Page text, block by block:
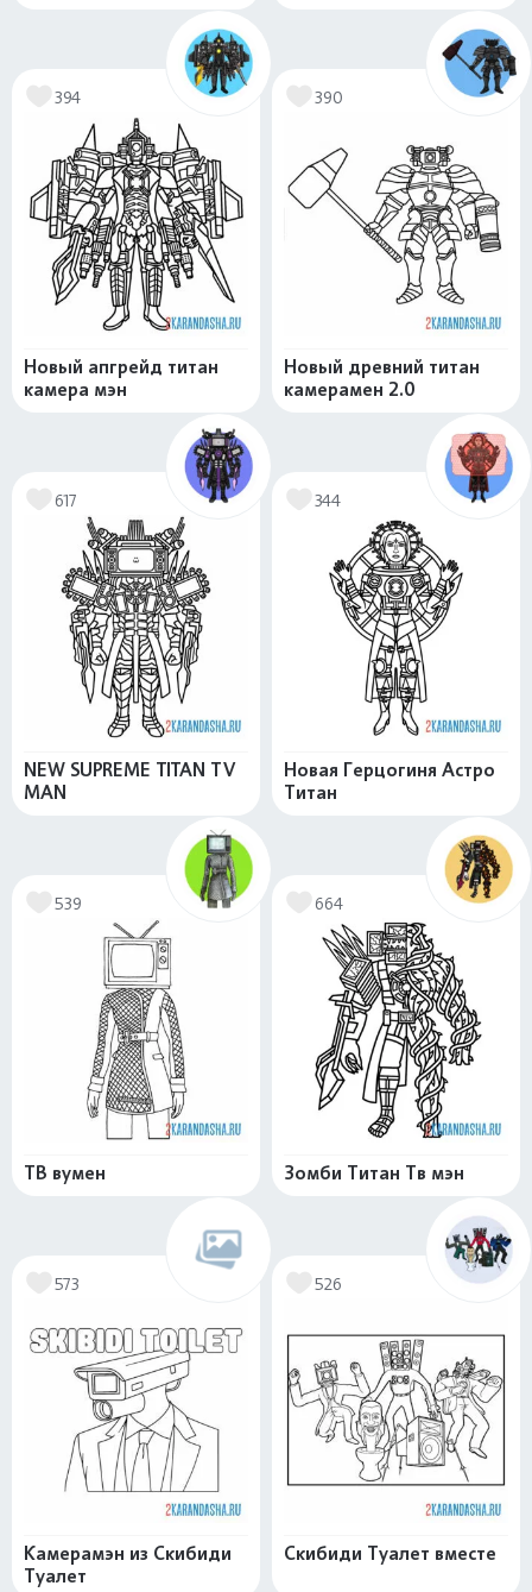
394
Новый апгрейд титан
камера мэн
390
Новый древний титан
камерамен 2.0
617
NEW SUPREME TITAN TV
MAN
344
Новая Герцогиня Астро
Титан
539
ТВ вумен
664
Зомби Титан Тв мэн
573
Камерамэн из Скибиди
Туалет
526
Скибиди Туалет вместе